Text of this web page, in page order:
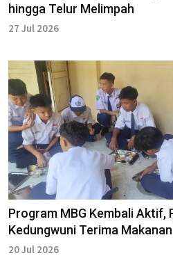
hingga Telur Melimpah
27 Jul 2026
Program MBG Kembali Aktif,
Kedungwuni Terima
20 Jul 2026